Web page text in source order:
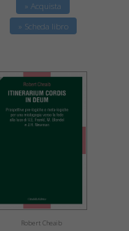
» Acquista
» Scheda libro
Robert Cheaib